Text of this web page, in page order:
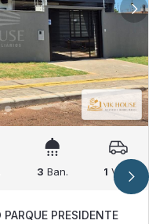
3 Ban. 1 Vag.
PRESIDENTE